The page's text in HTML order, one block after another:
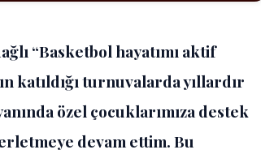
“Basketbol hayatımı aktif
turnuvalarda yıllardır
özel çocuklarımıza destek
devam ettim. Bu